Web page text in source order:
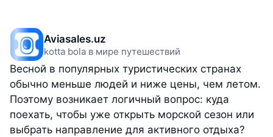
Aviasales.uz
kotta bola в мире путешествий
Весной в популярных туристических странах
обычно меньше людей и ниже цены, чем летом.
Поэтому возникает логичный вопрос: куда
поехать, чтобы уже открыть морской сезон или
выбрать направление для активного отдыха?